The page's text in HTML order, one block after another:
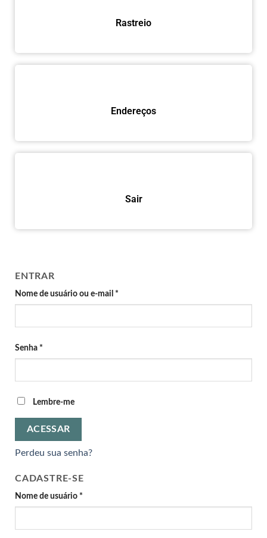
Rastreio
Endereços
Sair
ENTRAR
Nome de usuário ou e-mail *
Senha *
Lembre-me
ACESSAR
Perdeu sua senha?
CADASTRE-SE
Nome de usuário *